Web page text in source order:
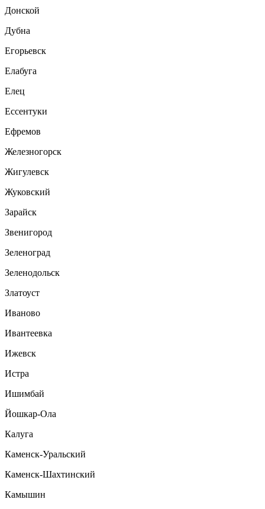
Донской
Дубна
Егорьевск
Елабуга
Елец
Ессентуки
Ефремов
Железногорск
Жигулевск
Жуковский
Зарайск
Звенигород
Зеленоград
Зеленодольск
Златоуст
Иваново
Ивантеевка
Ижевск
Истра
Ишимбай
Йошкар-Ола
Калуга
Каменск-Уральский
Каменск-Шахтинский
Камышин